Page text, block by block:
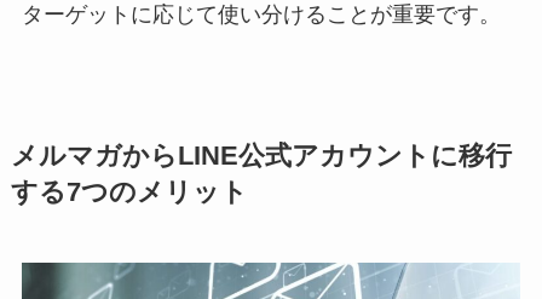
ターゲットに応じて使い分けることが重要です。
メルマガからLINE公式アカウントに移行
する7つのメリット